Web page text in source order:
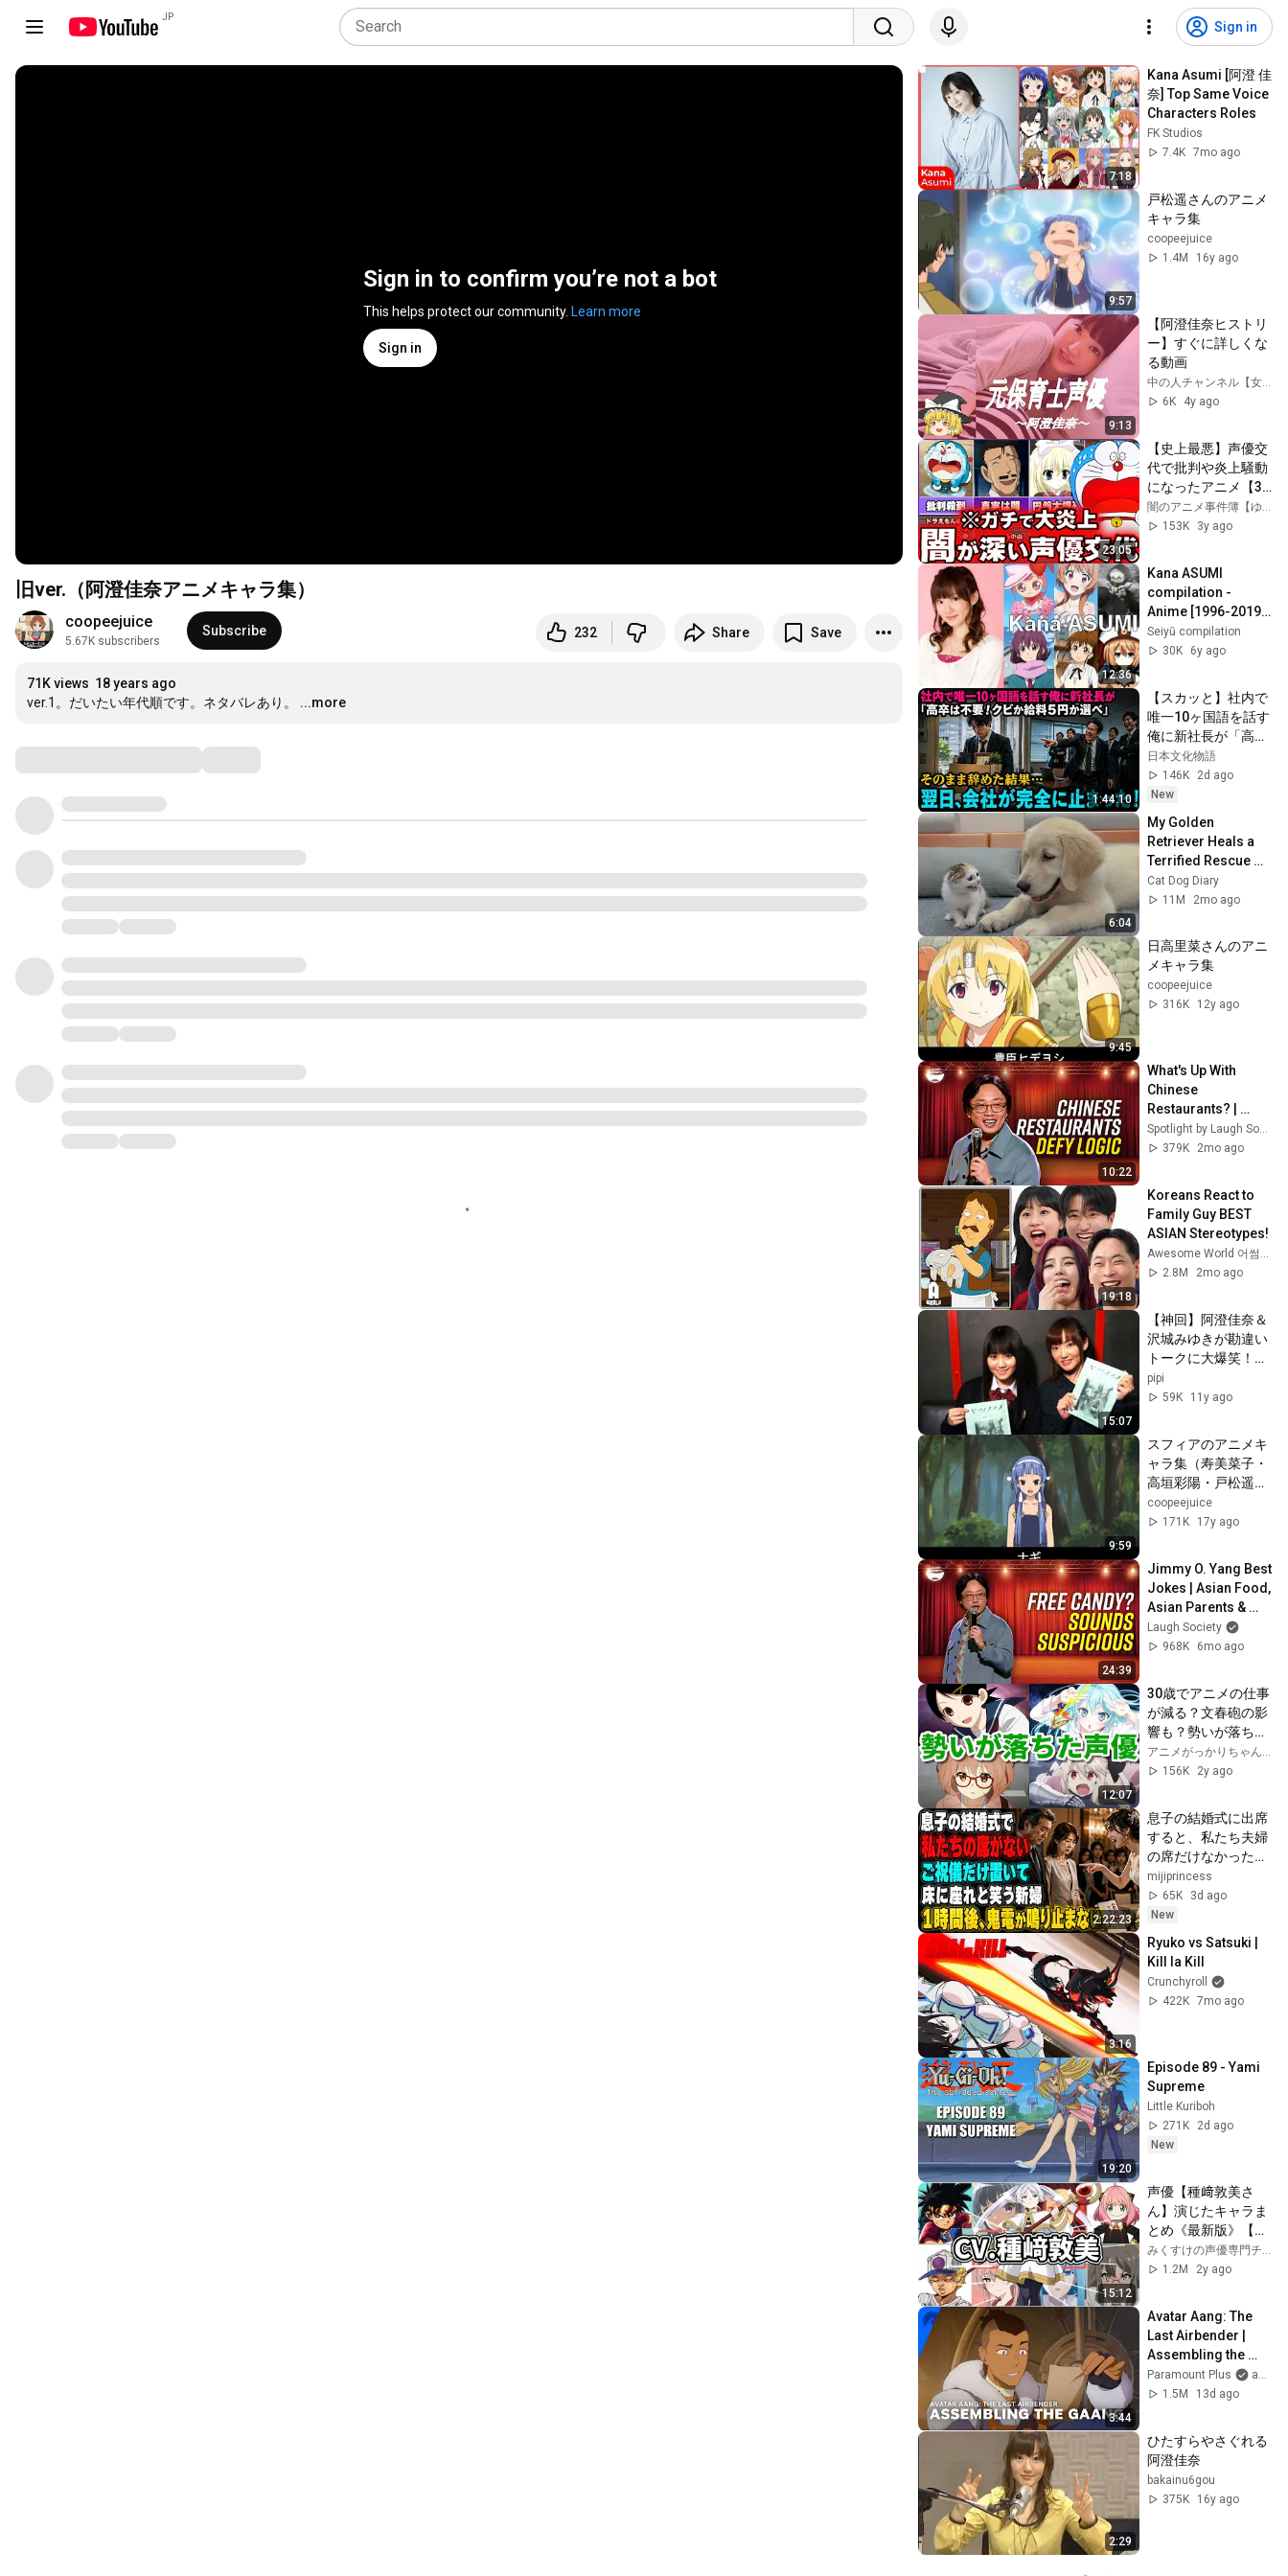
JP
Sign in
Sign in to confirm you’re not a bot
This helps protect our community. Learn more
Sign in
旧ver.（阿澄佳奈アニメキャラ集）
coopeejuice
5.67K subscribers
Subscribe 232 Share Save
71K views 18 years ago
ver.1。だいたい年代順です。ネタバレあり。
...more
7:18
Kana Asumi [阿澄 佳
奈] Top Same Voice
Characters Roles
FK Studios
7.4K 7mo ago
9:57
戸松遥さんのアニメ
キャラ集
coopeejuice
1.4M
16y ago
9:13
【阿澄佳奈ヒストリ
ー】すぐに詳しくな
る動画
中の人チャンネル【女性声優解説】
6K
4y ago
23:05
【史上最悪】声優交
代で批判や炎上騒動
になったアニメ【3
選】anime
153K
3y ago
12:36
Kana ASUMI
compilation -
Anime [1996-2019]
(All anime
characters )
Seiyū compilation
30K
6y ago
1:44:10
【スカッと】社内で
唯一10ヶ国語を話す
俺に新社長が「高卒
は不要！クビか給料
５円か選べ」と言っ
てきた。そのまま辞
日本文化物語
146K
2d ago
New
6:04
My Golden
Retriever Heals a
Terrified Rescue
Kitten in Just 3
Meetings!
Cat Dog Diary
11M
2mo ago
9:45
日高里菜さんのアニ
メキャラ集
coopeejuice
316K
12y ago
10:22
What's Up With
Chinese
Restaurants? |
Jimmy O. Yang
Spotlight by Laugh Society
379K
2mo ago
19:18
Koreans React to
Family Guy BEST
ASIAN Stereotypes!
Awesome World 어썸월드
2.8M
2mo ago
15:07
【神回】阿澄佳奈＆
沢城みゆきが勘違い
トークに大爆笑！ア
スミスとみゆきちの
会話が可愛すぎる！
pipi
59K
11y ago
9:59
スフィアのアニメキ
ャラ集（寿美菜子・
高垣彩陽・戸松遥・
豊崎愛生）
coopeejuice
171K
17y ago
24:39
Jimmy O. Yang Best
Jokes | Asian Food,
Asian Parents &
More!
Laugh Society
968K
6mo ago
12:07
30歳でアニメの仕事
が減る？文春砲の影
響も？勢いが落ちた
女性声優8選
アニメがっかりちゃんねる
156K
2y ago
2:22:23
息子の結婚式に出席
すると、私たち夫婦
の席だけなかった。
新婦は笑って「ご祝
儀だけ置いたら床に
でも座ってください
う…」私も黙って式
場を後にした――1
時間後、新婦から鬼
のように電話が鳴り
mijiprincess
65K
3d ago
New
3:16
Ryuko vs Satsuki |
Kill la Kill
Crunchyroll
422K 7mo ago
19:20
Episode 89 - Yami
Supreme
Little Kuriboh
271K
2d ago
New
15:12
声優【種﨑敦美さ
ん】演じたキャラま
とめ《最新版》【フ
リーレン】【アーニ
ャ】【レディ・ナガ
パイファミリー2
期　※2023年度更新
版
1.2M
2y ago
3:44
Avatar Aang: The
Last Airbender |
Assembling the
Gaang |
Paramount+
Paramount Plus
and Avatar Legends
1.5M
13d ago
2:29
ひたすらやさぐれる
阿澄佳奈
bakainu6gou
375K
16y ago